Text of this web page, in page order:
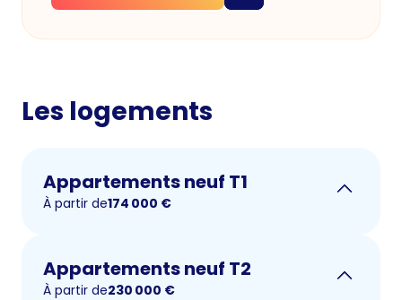
Les logements
Appartements neuf T1
À partir de174 000 €
Appartements neuf T2
À partir de230 000 €